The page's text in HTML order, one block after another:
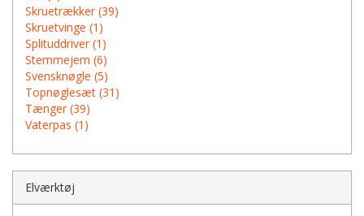
Skruetrækker (39)
Skruetvinge (1)
Splituddriver (1)
Stemmejern (6)
Svensknøgle (5)
Topnøglesæt (31)
Tænger (39)
Vaterpas (1)
Elværktøj